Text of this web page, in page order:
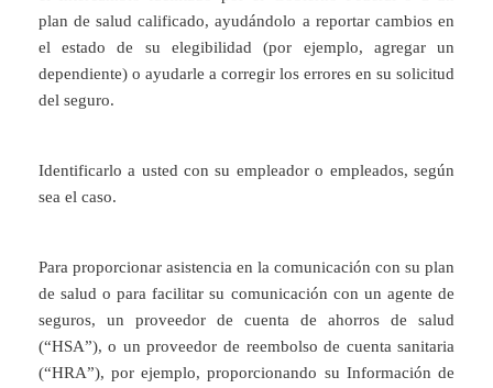
plan de salud calificado, ayudándolo a reportar cambios en
el estado de su elegibilidad (por ejemplo, agregar un
dependiente) o ayudarle a corregir los errores en su solicitud
del seguro.
Identificarlo a usted con su empleador o empleados, según
sea el caso.
Para proporcionar asistencia en la comunicación con su plan
de salud o para facilitar su comunicación con un agente de
seguros, un proveedor de cuenta de ahorros de salud
(“HSA”), o un proveedor de reembolso de cuenta sanitaria
(“HRA”), por ejemplo, proporcionando su Información de